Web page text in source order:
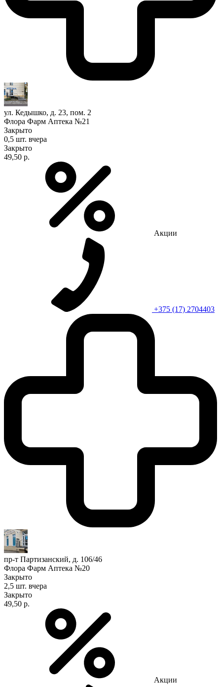
ул. Кедышко, д. 23, пом. 2
Флора Фарм Аптека №21
Закрыто
0,5 шт. вчера
Закрыто
49,50 р.
Акции
+375 (17) 2704403
пр-т Партизанский, д. 106/46
Флора Фарм Аптека №20
Закрыто
2,5 шт. вчера
Закрыто
49,50 р.
Акции